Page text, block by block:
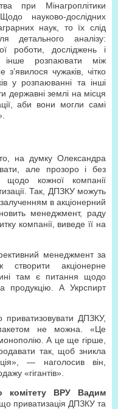
при Мінагроплітики
науково-дослідних
наук, то їх слід
детального аналізу:
роботи, досліджень і
розпаювати між
чужаків, чітко
у розпаюванні та інші
державні землі на місця
аби вони могли самі
на думку Олександра
але прозоро і без
щодо кожної компанії
Так, ДПЗКУ можуть
в акціонерний
менеджмент, раду
компанії, виведе її на
менеджмент за
акціонерне
там є питання щодо
продукцію. А Укрспирт
ДПЗКУ,
не можна. «Це
А це ще гірше,
так, щоб зникла
— наголосив він,
«гігантів».
комітету ВРУ Вадим
приватизація ДПЗКУ та